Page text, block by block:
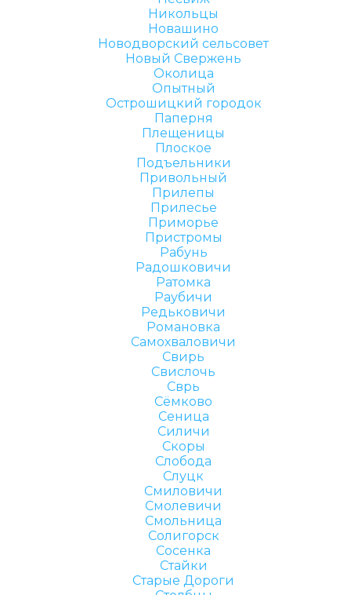
Никольцы
Новашино
Новодворский сельсовет
Новый Свержень
Околица
Опытный
Острошицкий городок
Паперня
Плещеницы
Плоское
Подъельники
Привольный
Прилепы
Прилесье
Приморье
Пристромы
Рабунь
Радошковичи
Ратомка
Раубичи
Редьковичи
Романовка
Самохваловичи
Свирь
Свислочь
Сврь
Сёмково
Сеница
Силичи
Скоры
Слобода
Слуцк
Смиловичи
Смолевичи
Смольница
Солигорск
Сосенка
Стайки
Старые Дороги